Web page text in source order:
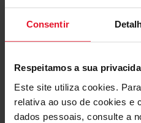
Consentir
Respeitamos a sua
Este site utiliza cookies.
relativa ao uso de cookies e
dados pessoais, consulte a
enquanto fritamos algo na
Equipamento